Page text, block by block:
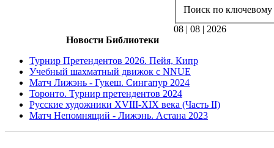
Поиск по ключевому
08 | 08 | 2026
Новости Библиотеки
Турнир Претендентов 2026. Пейя, Кипр
Учебный шахматный движок с NNUE
Матч Лижэнь - Гукеш. Сингапур 2024
Торонто. Турнир претендентов 2024
Русские художники XVIII-XIX века (Часть II)
Матч Непомнящий - Лижэнь. Астана 2023